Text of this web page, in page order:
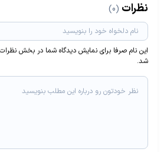
نظرات (0)
این نام صرفا برای نمایش دیدگاه شما در بخش نظرات
شد.